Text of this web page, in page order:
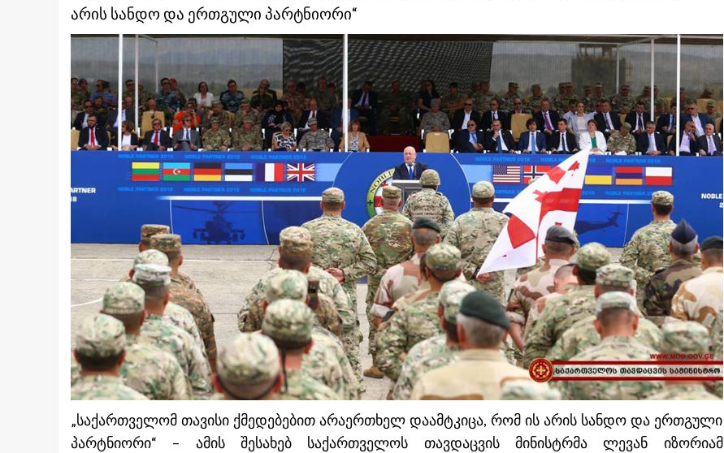
არის სანდო და ერთგული პარტნიორი“
„საქართველომ თავისი ქმედებებით არაერთხელ დაამტკიცა, რომ ის არის სანდო და ერთგული
პარტნიორი“ – ამის შესახებ საქართველოს თავდაცვის მინისტრმა ლევან იზორიამ